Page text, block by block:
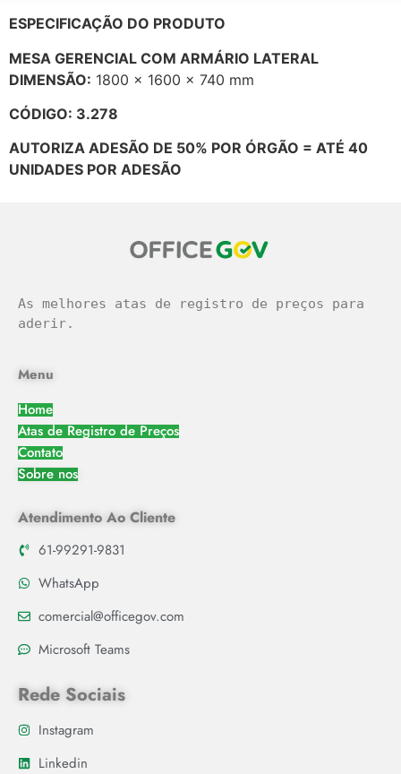
ESPECIFICAÇÃO DO PRODUTO
MESA GERENCIAL COM ARMÁRIO LATERAL
DIMENSÃO: 1800 x 1600 x 740 mm
CÓDIGO: 3.278
AUTORIZA ADESÃO DE 50% POR ÓRGÃO = ATÉ 40
UNIDADES POR ADESÃO
As melhores atas de registro de preços para
aderir.
Menu
Home
Atas de Registro de Preços
Contato
Sobre nos
Atendimento Ao Cliente
61-99291-9831
WhatsApp
comercial@officegov.com
Microsoft Teams
Rede Sociais
Instagram
Linkedin